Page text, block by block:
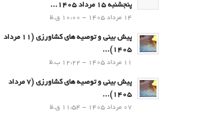
پنجشنبه 15 مرداد 1405...
14 مرداد 1405 - 10:00 ق.ظ
پیش بینی و توصیه های کشاورزی (11 مرداد
۱۴۰۵)...
11 مرداد 1405 - 12:22 ب.ظ
پیش بینی و توصیه های کشاورزی (7 مرداد
۱۴۰۵)...
07 مرداد 1405 - 11:54 ق.ظ